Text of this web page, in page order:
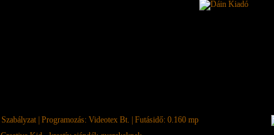
| Programozás: Videotex Bt. | Futásidő: 0.160 mp